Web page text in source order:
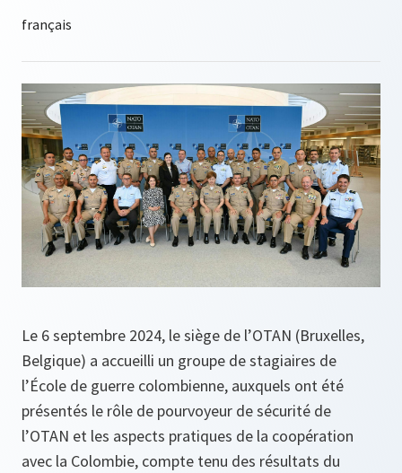
Le 6 septembre 2024, le siège de l’OTAN (Bruxelles,
Belgique) a accueilli un groupe de stagiaires de
l’École de guerre colombienne, auxquels ont été
présentés le rôle de pourvoyeur de sécurité de
l’OTAN et les aspects pratiques de la coopération
avec la Colombie, compte tenu des résultats du